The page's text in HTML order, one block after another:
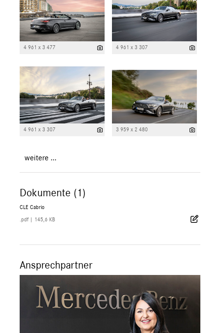
4 961 x 3 477 4 961 x 3 307
4 961 x 3 307 3 959 x 2 480
weitere ...
Dokumente (1)
CLE Cabrio
.pdf 145,6 KB
Ansprechpartner